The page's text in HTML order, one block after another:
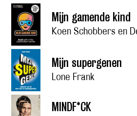
Mijn gamende kind
Koen Schobbers en
Mijn supergenen
Lone Frank
MINDF*CK